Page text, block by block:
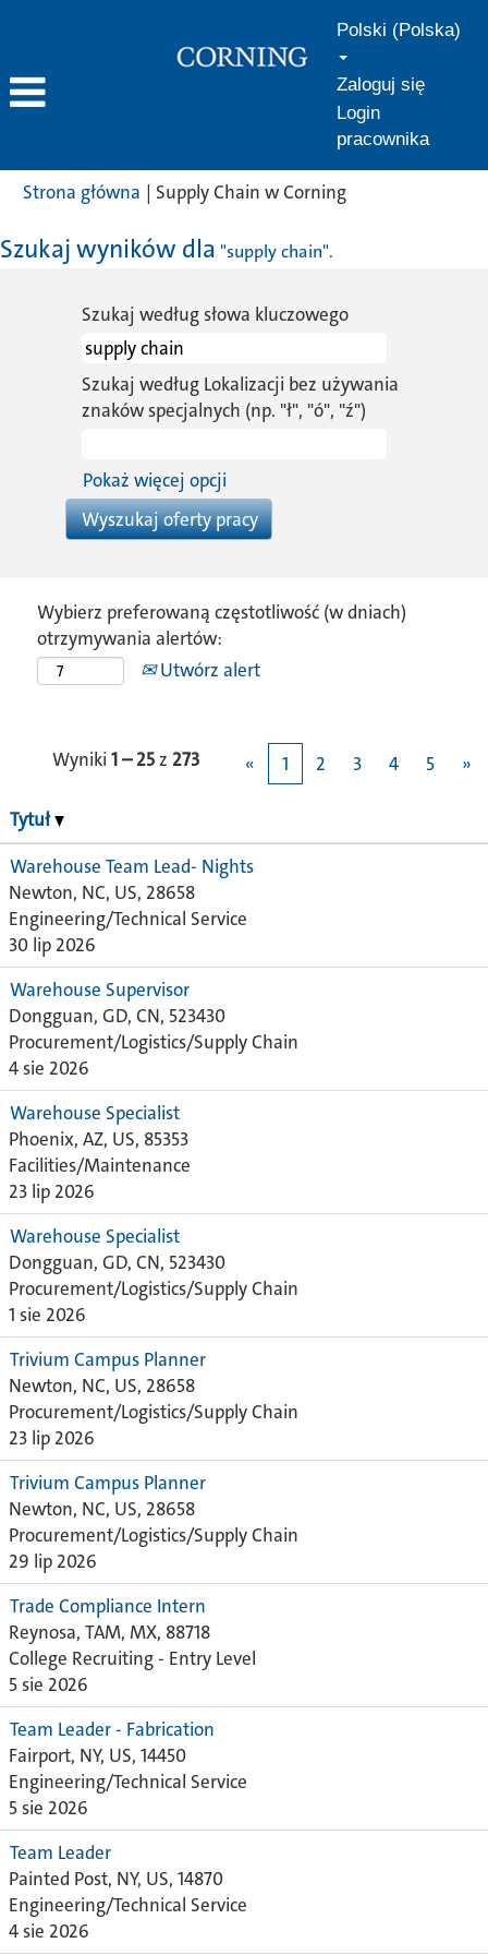
Polski (Polska)
Zaloguj się
Login
pracownika
Strona główna | Supply Chain w Corning(bieżąca
Szukaj wyników dla "supply chain".
Szukaj według słowa kluczowego
Szukaj według Lokalizacji bez używania
znaków specjalnych (np. "ł", "ó", "ź")
Pokaż więcej opcji
Wybierz preferowaną częstotliwość (w dniach)
otrzymywania alertów:
Utwórz alert
Wyniki 1 – 25z 273 « 1 2 3 4 5 »
Tytuł
Warehouse Team Lead- Nights
Newton, NC, US, 28658
Engineering/Technical Service
30 lip 2026
Warehouse Supervisor
Dongguan, GD, CN, 523430
Procurement/Logistics/Supply Chain
4 sie 2026
Warehouse Specialist
Phoenix, AZ, US, 85353
Facilities/Maintenance
23 lip 2026
Warehouse Specialist
Dongguan, GD, CN, 523430
Procurement/Logistics/Supply Chain
1 sie 2026
Trivium Campus Planner
Newton, NC, US, 28658
Procurement/Logistics/Supply Chain
23 lip 2026
Trivium Campus Planner
Newton, NC, US, 28658
Procurement/Logistics/Supply Chain
29 lip 2026
Trade Compliance Intern
Reynosa, TAM, MX, 88718
College Recruiting - Entry Level
5 sie 2026
Team Leader - Fabrication
Fairport, NY, US, 14450
Engineering/Technical Service
5 sie 2026
Team Leader
Painted Post, NY, US, 14870
Engineering/Technical Service
4 sie 2026